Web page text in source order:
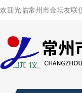
欢迎光临常州市金坛友联